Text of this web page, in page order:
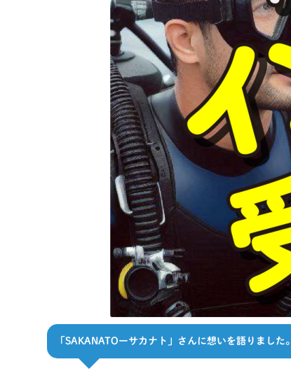
「SAKANATOーサカナト」さんに想いを語りました。